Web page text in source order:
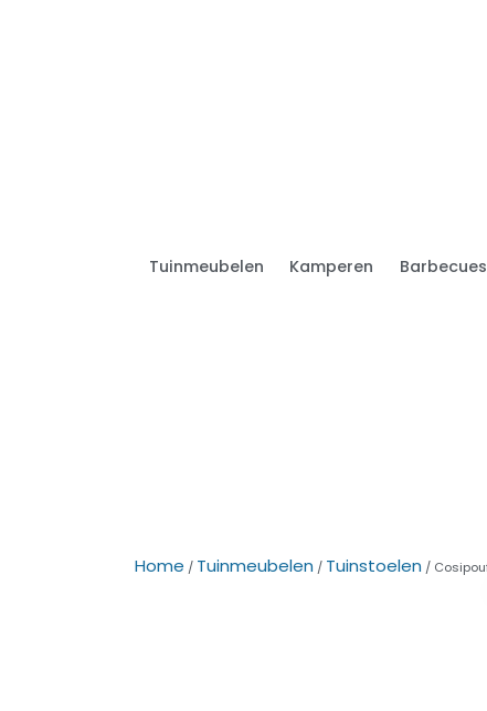
Tuinmeubelen Kamperen Barbecues
Home / Tuinmeubelen / Tuinstoelen /